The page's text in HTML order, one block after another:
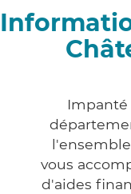
Impanté
vous
d'aides